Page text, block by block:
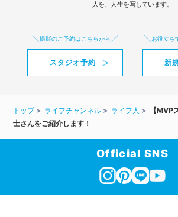
人を、人生を写しています。
撮影のご予約はこちらから
スタジオ予約
お役立ち
新
トップ ライフチャンネル ライフ人
【MVP
士さんをご紹介します！
Official SNS